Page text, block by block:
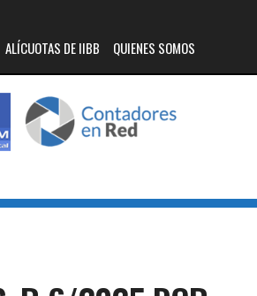
ALÍCUOTAS DE IIBB QUIENES SOMOS